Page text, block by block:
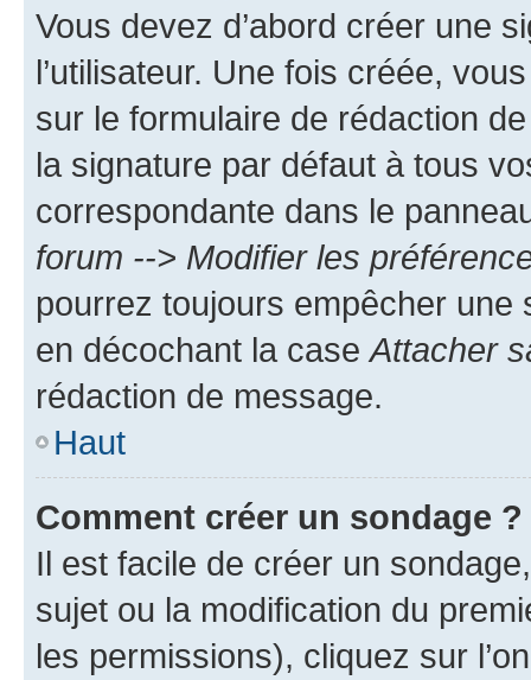
Vous devez d’abord créer une
l’utilisateur. Une fois créée,
sur le formulaire de rédaction
la signature par défaut à tous
correspondante dans le
forum --> Modifier les
pourrez toujours empêcher une
en décochant la case Attacher
rédaction de message.
Haut
Comment créer un sondage ?
Il est facile de créer un
sujet ou la modification du
les permissions), cliquez sur